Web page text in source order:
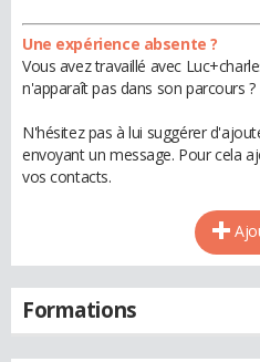
Une expérience absente ?
Vous avez travaillé avec
n'apparaît pas dans son parcours ?
N'hésitez pas à lui suggérer
envoyant un message. Pour cela
vos contacts.
Formations